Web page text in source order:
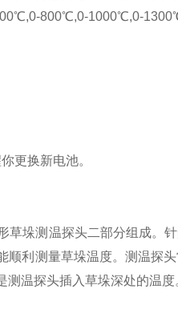
800℃,0-1000℃,0-
更换新电池。
草垛测温探头二部分组成。
顺利测量草垛温度。测温探
温探头插入草垛深处的温度